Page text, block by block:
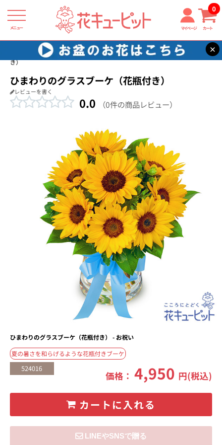
メニュー マイページ カート
0
×
花キューピット お祝い
【お祝い】ひまわりのグラスブーケ（花瓶付
き）
ひまわりのグラスブーケ（花瓶付き）
レビューを書く
0.0 （0件の商品レビュー）
ひまわりのグラスブーケ（花瓶付き） - お祝い
夏の暑さを和らげるような花瓶付きブーケ
524016
価格：4,950 円(税込)
カートに入れる